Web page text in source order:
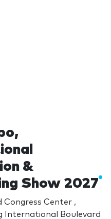
&
Show 2027
Congress Center ,
International Boulevard